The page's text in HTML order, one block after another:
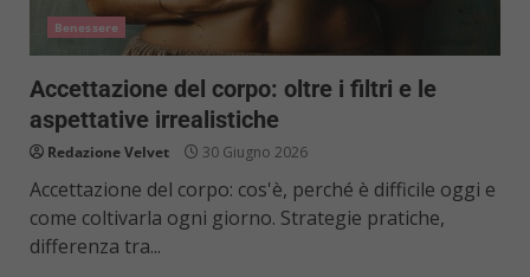
Benessere
Accettazione del corpo: oltre i filtri e le
aspettative irrealistiche
Redazione Velvet 30 Giugno 2026
Accettazione del corpo: cos'è, perché è difficile oggi e
come coltivarla ogni giorno. Strategie pratiche,
differenza tra...